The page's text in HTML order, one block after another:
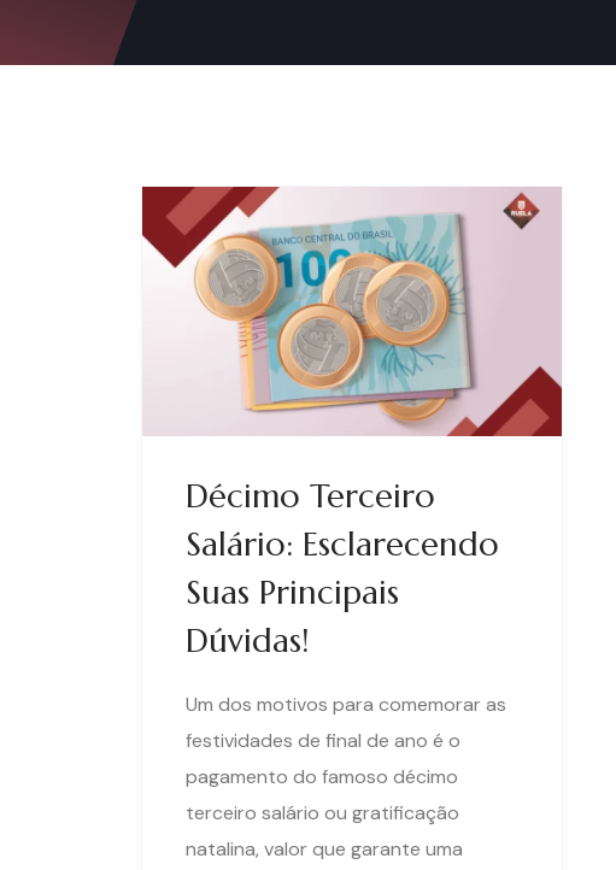
Décimo Terceiro
Salário: Esclarecendo
Suas Principais
Dúvidas!
Um dos motivos para comemorar as
festividades de final de ano é o
pagamento do famoso décimo
terceiro salário ou gratificação
natalina, valor que garante uma